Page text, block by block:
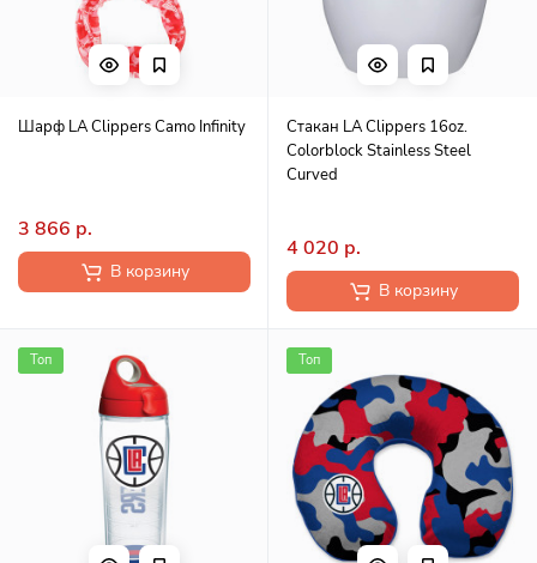
Шарф LA Clippers Camo Infinity
3 866 р.
В корзину
Стакан LA Clippers 16oz.
Colorblock Stainless Steel
Curved
4 020 р.
В корзину
Топ Топ